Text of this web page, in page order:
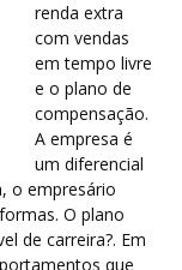
renda extra
com vendas
em tempo livre
e o plano de
compensação.
A empresa é
um diferencial
o empresário
O plano
de carreira?. Em
que